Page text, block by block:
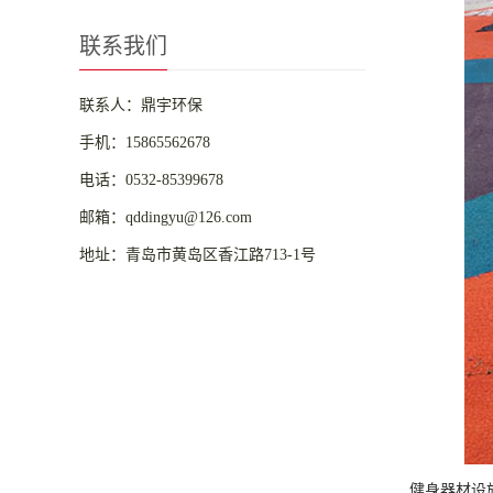
联系我们
联系人：鼎宇环保
手机：15865562678
电话：0532-85399678
邮箱：qddingyu@126.com
地址：青岛市黄岛区香江路713-1号